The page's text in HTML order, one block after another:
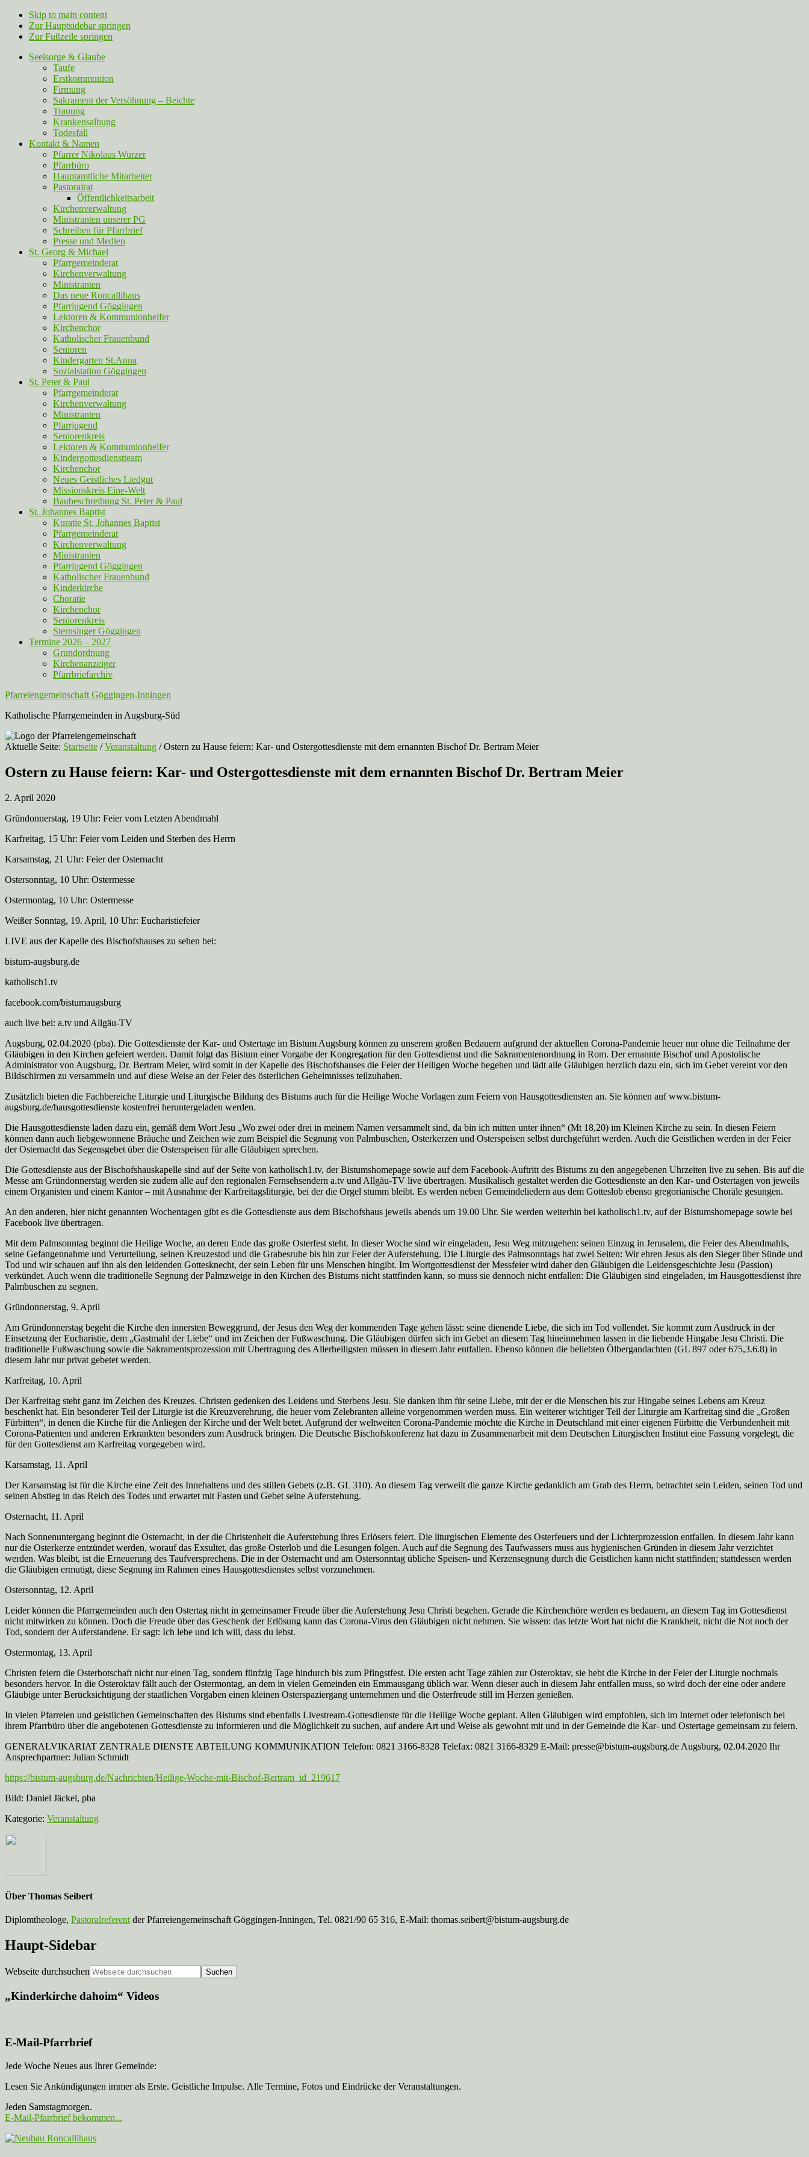
Skip to main content
Zur Hauptsidebar springen
Zur Fußzeile springen
Seelsorge & Glaube
Taufe
Erstkommunion
Firmung
Sakrament der Versöhnung – Beichte
Trauung
Krankensalbung
Todesfall
Kontakt & Namen
Pfarrer Nikolaus Wurzer
Pfarrbüro
Hauptamtliche Mitarbeiter
Pastoralrat
Öffentlichkeitsarbeit
Kirchenverwaltung
Ministranten unserer PG
Schreiben für Pfarrbrief
Presse und Medien
St. Georg & Michael
Pfarrgemeinderat
Kirchenverwaltung
Ministranten
Das neue Roncallihaus
Pfarrjugend Göggingen
Lektoren & Kommunionhelfer
Kirchenchor
Katholischer Frauenbund
Senioren
Kindergarten St.Anna
Sozialstation Göggingen
St. Peter & Paul
Pfarrgemeinderat
Kirchenverwaltung
Ministranten
Pfarrjugend
Seniorenkreis
Lektoren & Kommunionhelfer
Kindergottesdienstteam
Kirchenchor
Neues Geistliches Liedgut
Missionskreis Eine-Welt
Baubeschreibung St. Peter & Paul
St. Johannes Baptist
Kuratie St. Johannes Baptist
Pfarrgemeinderat
Kirchenverwaltung
Ministranten
Pfarrjugend Göggingen
Katholischer Frauenbund
Kinderkirche
Choratie
Kirchenchor
Seniorenkreis
Sternsinger Göggingen
Termine 2026 – 2027
Grundordnung
Kirchenanzeiger
Pfarrbriefarchiv
Pfarreiengemeinschaft Göggingen-Inningen
Katholische Pfarrgemeinden in Augsburg-Süd
Aktuelle Seite: Startseite / Veranstaltung /Ostern zu Hause feiern: Kar- und Ostergottesdienste mit dem ernannten Bischof Dr. Bertram Meier
Ostern zu Hause feiern: Kar- und Ostergottesdienste mit dem ernannten Bischof Dr. Bertram Meier
2. April 2020
Gründonnerstag, 19 Uhr: Feier vom Letzten Abendmahl
Karfreitag, 15 Uhr: Feier vom Leiden und Sterben des Herrn
Karsamstag, 21 Uhr: Feier der Osternacht
Ostersonntag, 10 Uhr: Ostermesse
Ostermontag, 10 Uhr: Ostermesse
Weißer Sonntag, 19. April, 10 Uhr: Eucharistiefeier
LIVE aus der Kapelle des Bischofshauses zu sehen bei:
bistum-augsburg.de
katholisch1.tv
facebook.com/bistumaugsburg
auch live bei: a.tv und Allgäu-TV
Augsburg, 02.04.2020 (pba). Die Gottesdienste der Kar- und Ostertage im Bistum Augsburg können zu unserem großen Bedauern aufgrund der aktuellen Corona-Pandemie heuer nur ohne die Teilnahme der
Gläubigen in den Kirchen gefeiert werden. Damit folgt das Bistum einer Vorgabe der Kongregation für den Gottesdienst und die Sakramentenordnung in Rom. Der ernannte Bischof und Apostolische
Administrator von Augsburg, Dr. Bertram Meier, wird somit in der Kapelle des Bischofshauses die Feier der Heiligen Woche begehen und lädt alle Gläubigen herzlich dazu ein, sich im Gebet vereint vor den
Bildschirmen zu versammeln und auf diese Weise an der Feier des österlichen Geheimnisses teilzuhaben.
Zusätzlich bieten die Fachbereiche Liturgie und Liturgische Bildung des Bistums auch für die Heilige Woche Vorlagen zum Feiern von Hausgottesdiensten an. Sie können auf www.bistum-
augsburg.de/hausgottesdienste kostenfrei heruntergeladen werden.
Die Hausgottesdienste laden dazu ein, gemäß dem Wort Jesu „Wo zwei oder drei in meinem Namen versammelt sind, da bin ich mitten unter ihnen“ (Mt 18,20) im Kleinen Kirche zu sein. In diesen Feiern
können dann auch liebgewonnene Bräuche und Zeichen wie zum Beispiel die Segnung von Palmbuschen, Osterkerzen und Osterspeisen selbst durchgeführt werden. Auch die Geistlichen werden in der Feier
der Osternacht das Segensgebet über die Osterspeisen für alle Gläubigen sprechen.
Die Gottesdienste aus der Bischofshauskapelle sind auf der Seite von katholisch1.tv, der Bistumshomepage sowie auf dem Facebook-Auftritt des Bistums zu den angegebenen Uhrzeiten live zu sehen. Bis auf die
Messe am Gründonnerstag werden sie zudem alle auf den regionalen Fernsehsendern a.tv und Allgäu-TV live übertragen. Musikalisch gestaltet werden die Gottesdienste an den Kar- und Ostertagen von jeweils
einem Organisten und einem Kantor – mit Ausnahme der Karfreitagsliturgie, bei der die Orgel stumm bleibt. Es werden neben Gemeindeliedern aus dem Gotteslob ebenso gregorianische Choräle gesungen.
An den anderen, hier nicht genannten Wochentagen gibt es die Gottesdienste aus dem Bischofshaus jeweils abends um 19.00 Uhr. Sie werden weiterhin bei katholisch1.tv, auf der Bistumshomepage sowie bei
Facebook live übertragen.
Mit dem Palmsonntag beginnt die Heilige Woche, an deren Ende das große Osterfest steht. In dieser Woche sind wir eingeladen, Jesu Weg mitzugehen: seinen Einzug in Jerusalem, die Feier des Abendmahls,
seine Gefangennahme und Verurteilung, seinen Kreuzestod und die Grabesruhe bis hin zur Feier der Auferstehung. Die Liturgie des Palmsonntags hat zwei Seiten: Wir ehren Jesus als den Sieger über Sünde und
Tod und wir schauen auf ihn als den leidenden Gottesknecht, der sein Leben für uns Menschen hingibt. Im Wortgottesdienst der Messfeier wird daher den Gläubigen die Leidensgeschichte Jesu (Passion)
verkündet. Auch wenn die traditionelle Segnung der Palmzweige in den Kirchen des Bistums nicht stattfinden kann, so muss sie dennoch nicht entfallen: Die Gläubigen sind eingeladen, im Hausgottesdienst ihre
Palmbuschen zu segnen.
Gründonnerstag, 9. April
Am Gründonnerstag begeht die Kirche den innersten Beweggrund, der Jesus den Weg der kommenden Tage gehen lässt: seine dienende Liebe, die sich im Tod vollendet. Sie kommt zum Ausdruck in der
Einsetzung der Eucharistie, dem „Gastmahl der Liebe“ und im Zeichen der Fußwaschung. Die Gläubigen dürfen sich im Gebet an diesem Tag hineinnehmen lassen in die liebende Hingabe Jesu Christi. Die
traditionelle Fußwaschung sowie die Sakramentsprozession mit Übertragung des Allerheiligsten müssen in diesem Jahr entfallen. Ebenso können die beliebten Ölbergandachten (GL 897 oder 675,3.6.8) in
diesem Jahr nur privat gebetet werden.
Karfreitag, 10. April
Der Karfreitag steht ganz im Zeichen des Kreuzes. Christen gedenken des Leidens und Sterbens Jesu. Sie danken ihm für seine Liebe, mit der er die Menschen bis zur Hingabe seines Lebens am Kreuz
beschenkt hat. Ein besonderer Teil der Liturgie ist die Kreuzverehrung, die heuer vom Zelebranten alleine vorgenommen werden muss. Ein weiterer wichtiger Teil der Liturgie am Karfreitag sind die „Großen
Fürbitten“, in denen die Kirche für die Anliegen der Kirche und der Welt betet. Aufgrund der weltweiten Corona-Pandemie möchte die Kirche in Deutschland mit einer eigenen Fürbitte die Verbundenheit mit
Corona-Patienten und anderen Erkrankten besonders zum Ausdruck bringen. Die Deutsche Bischofskonferenz hat dazu in Zusammenarbeit mit dem Deutschen Liturgischen Institut eine Fassung vorgelegt, die
für den Gottesdienst am Karfreitag vorgegeben wird.
Karsamstag, 11. April
Der Karsamstag ist für die Kirche eine Zeit des Innehaltens und des stillen Gebets (z.B. GL 310). An diesem Tag verweilt die ganze Kirche gedanklich am Grab des Herrn, betrachtet sein Leiden, seinen Tod und
seinen Abstieg in das Reich des Todes und erwartet mit Fasten und Gebet seine Auferstehung.
Osternacht, 11. April
Nach Sonnenuntergang beginnt die Osternacht, in der die Christenheit die Auferstehung ihres Erlösers feiert. Die liturgischen Elemente des Osterfeuers und der Lichterprozession entfallen. In diesem Jahr kann
nur die Osterkerze entzündet werden, worauf das Exsultet, das große Osterlob und die Lesungen folgen. Auch auf die Segnung des Taufwassers muss aus hygienischen Gründen in diesem Jahr verzichtet
werden. Was bleibt, ist die Erneuerung des Taufversprechens. Die in der Osternacht und am Ostersonntag übliche Speisen- und Kerzensegnung durch die Geistlichen kann nicht stattfinden; stattdessen werden
die Gläubigen ermutigt, diese Segnung im Rahmen eines Hausgottesdienstes selbst vorzunehmen.
Ostersonntag, 12. April
Leider können die Pfarrgemeinden auch den Ostertag nicht in gemeinsamer Freude über die Auferstehung Jesu Christi begehen. Gerade die Kirchenchöre werden es bedauern, an diesem Tag im Gottesdienst
nicht mitwirken zu können. Doch die Freude über das Geschenk der Erlösung kann das Corona-Virus den Gläubigen nicht nehmen. Sie wissen: das letzte Wort hat nicht die Krankheit, nicht die Not noch der
Tod, sondern der Auferstandene. Er sagt: Ich lebe und ich will, dass du lebst.
Ostermontag, 13. April
Christen feiern die Osterbotschaft nicht nur einen Tag, sondern fünfzig Tage hindurch bis zum Pfingstfest. Die ersten acht Tage zählen zur Osteroktav, sie hebt die Kirche in der Feier der Liturgie nochmals
besonders hervor. In die Osteroktav fällt auch der Ostermontag, an dem in vielen Gemeinden ein Emmausgang üblich war. Wenn dieser auch in diesem Jahr entfallen muss, so wird doch der eine oder andere
Gläubige unter Berücksichtigung der staatlichen Vorgaben einen kleinen Osterspaziergang unternehmen und die Osterfreude still im Herzen genießen.
In vielen Pfarreien und geistlichen Gemeinschaften des Bistums sind ebenfalls Livestream-Gottesdienste für die Heilige Woche geplant. Allen Gläubigen wird empfohlen, sich im Internet oder telefonisch bei
ihrem Pfarrbüro über die angebotenen Gottesdienste zu informieren und die Möglichkeit zu suchen, auf andere Art und Weise als gewohnt mit und in der Gemeinde die Kar- und Ostertage gemeinsam zu feiern.
GENERALVIKARIAT ZENTRALE DIENSTE ABTEILUNG KOMMUNIKATION Telefon: 0821 3166-8328 Telefax: 0821 3166-8329 E-Mail: presse@bistum-augsburg.de Augsburg, 02.04.2020 Ihr
Ansprechpartner: Julian Schmidt
https://bistum-augsburg.de/Nachrichten/Heilige-Woche-mit-Bischof-Bertram_id_219617
Bild: Daniel Jäckel, pba
Kategorie: Veranstaltung
Über Thomas Seibert
Diplomtheologe, Pastoralreferent der Pfarreiengemeinschaft Göggingen-Inningen, Tel. 0821/90 65 316, E-Mail: thomas.seibert@bistum-augsburg.de
Haupt-Sidebar
Webseite durchsuchen
„Kinderkirche dahoim“ Videos
E-Mail-Pfarrbrief
Jede Woche Neues aus Ihrer Gemeinde:
Lesen Sie Ankündigungen immer als Erste. Geistliche Impulse. Alle Termine, Fotos und Eindrücke der Veranstaltungen.
Jeden Samstagmorgen.
E-Mail-Pfarrbrief bekommen...